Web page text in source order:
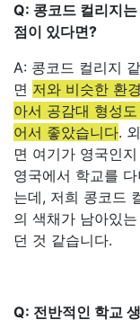
Q: 콩코드 컬리지
점이 있다면?
A: 콩코드 컬리지
면 저와 비슷한 환
아서 공감대 형성
어서 좋았습니다.
면 여기가 영국인
영국에서 학교를
는데, 저희 콩코드
의 색채가 남아있
던 것 같습니다.
Q: 전반적인 학교